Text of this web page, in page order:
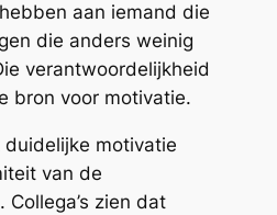
aan iemand die
die anders weinig
verantwoordelijkheid
bron voor motivatie.
motivatie
van de
zien dat